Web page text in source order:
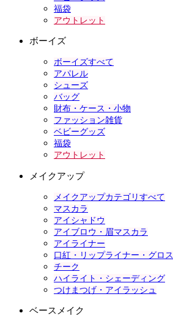
福袋
アウトレット
ボーイズ
ボーイズすべて
アパレル
シューズ
バッグ
財布・ケース・小物
ファッション雑貨
ベビーグッズ
福袋
アウトレット
メイクアップ
メイクアップカテゴリすべて
マスカラ
アイシャドウ
アイブロウ・眉マスカラ
アイライナー
口紅・リップライナー・グロス
チーク
ハイライト・シェーディング
つけまつげ・アイラッシュ
ベースメイク